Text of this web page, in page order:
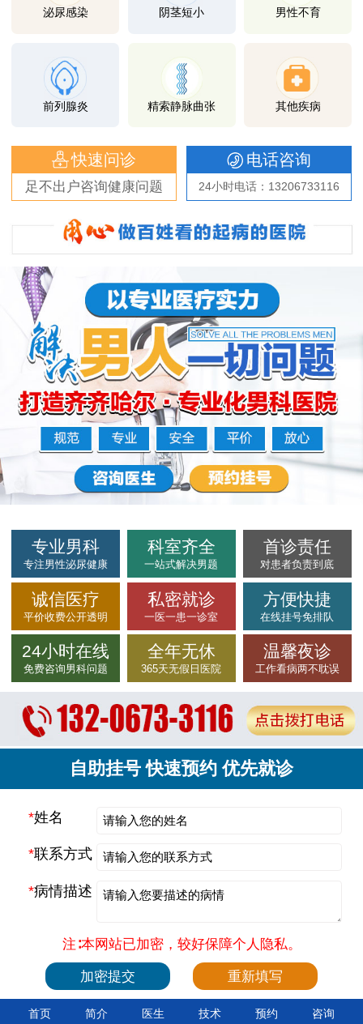
泌尿感染 阴茎短小 男性不育
前列腺炎 精索静脉曲张 其他疾病
快速问诊
足不出户咨询健康问题
电话咨询
24小时电话：13206733116
专业男科
专注男性泌尿健康
科室齐全
一站式解决男题
首诊责任
对患者负责到底
诚信医疗
平价收费公开透明
私密就诊
一医一患一诊室
方便快捷
在线挂号免排队
24小时在线
免费咨询男科问题
全年无休
365天无假日医院
温馨夜诊
工作看病两不耽误
自助挂号 快速预约 优先就诊
*姓名
*联系方式
*病情描述
注∶本网站已加密，较好保障个人隐私。
首页 简介 医生 技术 预约 咨询